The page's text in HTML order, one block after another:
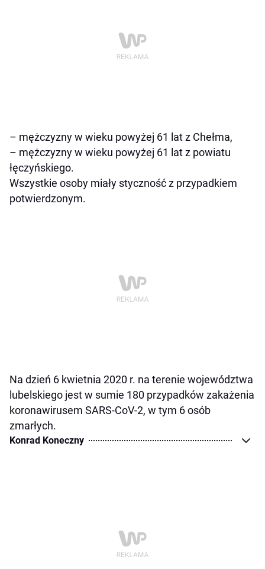
– mężczyzny w wieku powyżej 61 lat z Chełma,
– mężczyzny w wieku powyżej 61 lat z powiatu
łęczyńskiego.
Wszystkie osoby miały styczność z przypadkiem
potwierdzonym.
Na dzień 6 kwietnia 2020 r. na terenie województwa
lubelskiego jest w sumie 180 przypadków zakażenia
koronawirusem SARS-CoV-2, w tym 6 osób
zmarłych.
Konrad Koneczny